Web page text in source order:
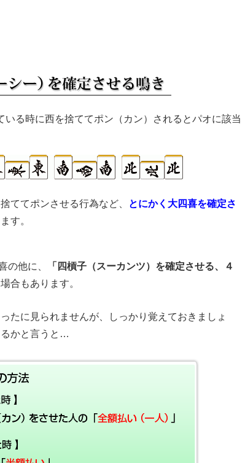
る時に西を捨ててポン（カン）されるとパオに該当
ててポンさせる行為など、
とにかく大四喜を確定さ
す。
他に、
「四槓子（スーカンツ）を確定させる、４
合もあります。
たに見られませんが、しっかり覚えておきましょ
かと言うと…